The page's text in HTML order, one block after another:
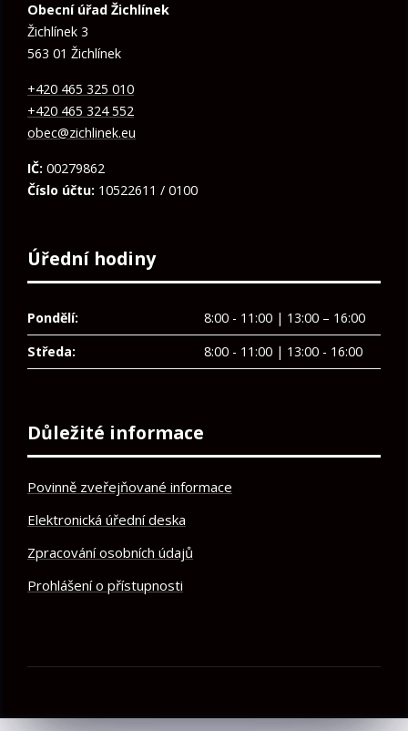
Obecní úřad Žichlínek
Žichlínek 3
563 01 Žichlínek
+420 465 325 010
+420 465 324 552
obec@zichlinek.eu
IČ: 00279862
Číslo účtu: 10522611 / 0100
Úřední hodiny
Pondělí:
8:00 - 11:00 | 13:00 – 16:00
Středa:
8:00 - 11:00 | 13:00 - 16:00
Důležité informace
Povinně zveřejňované informace
Elektronická úřední deska
Zpracování osobních údajů
Prohlášení o přístupnosti